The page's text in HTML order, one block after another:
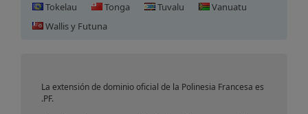
Tokelau
Tonga Tuvalu
Vanuatu
Wallis y Futuna
Registro de Dominio en
Polinesia Francesa.
La extensión de dominio oficial de la Polinesia Francesa es
.PF.